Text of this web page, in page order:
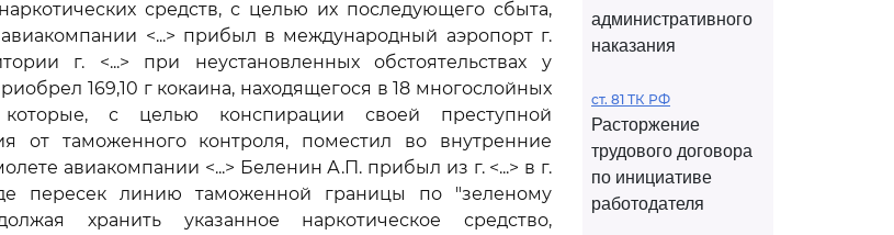
средств, с целью их последующего сбыта,
авиакомпании <...> прибыл в международный аэропорт г.
г. <...> при неустановленных обстоятельствах у
169,10 г кокаина, находящегося в 18 многослойных
которые, с целью конспирации своей преступной
от таможенного контроля, поместил во внутренние
авиакомпании <...> Беленин А.П. прибыл из г. <...> в г.
пересек линию таможенной границы по "зеленому
хранить указанное наркотическое средство,
административного
наказания
ст. 81 ТК РФ
Расторжение
трудового договора
по инициативе
работодателя